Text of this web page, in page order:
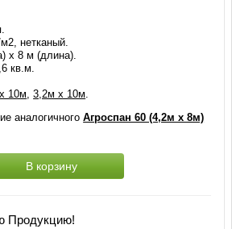
нетканый.
х 8 м (длина).
кв.м.
10м ,3,2м х 10м
аналогичногоАгроспан 60 (4,2м х 8м)
В корзину
Продукцию!